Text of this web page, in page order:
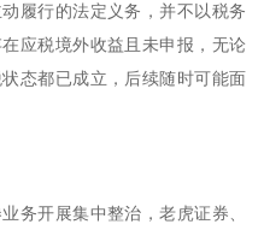
履行的法定义务，并不以税务
应税境外收益且未申报，无论
态都已成立，后续随时可能面
务开展集中整治，老虎证券、